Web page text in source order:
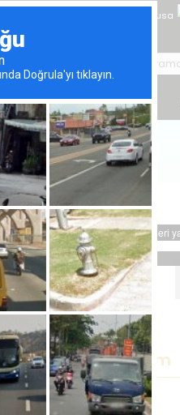
Gazimağusa
Online Randevu
İlgileniyorum